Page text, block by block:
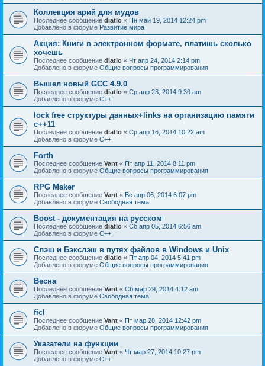
Коллекция арий для мудов
Последнее сообщение diatlo « Пн май 19, 2014 12:24 pm
Добавлено в форуме Развитие мира
Акция: Книги в электронном формате, платишь сколько
хочешь
Последнее сообщение diatlo « Чт апр 24, 2014 2:14 pm
Добавлено в форуме Общие вопросы программирования
Вышел новый GCC 4.9.0
Последнее сообщение diatlo « Ср апр 23, 2014 9:30 am
Добавлено в форуме C++
lock free структуры данных+links на организацию памяти
c++11
Последнее сообщение diatlo « Ср апр 16, 2014 10:22 am
Добавлено в форуме C++
Forth
Последнее сообщение Vant « Пт апр 11, 2014 8:11 pm
Добавлено в форуме Общие вопросы программирования
RPG Maker
Последнее сообщение Vant « Вс апр 06, 2014 6:07 pm
Добавлено в форуме Свободная тема
Boost - документация на русском
Последнее сообщение diatlo « Сб апр 05, 2014 6:56 am
Добавлено в форуме C++
Слэш и Бэкслэш в путях файлов в Windows и Unix
Последнее сообщение diatlo « Пт апр 04, 2014 5:41 pm
Добавлено в форуме Общие вопросы программирования
Весна
Последнее сообщение Vant « Сб мар 29, 2014 4:12 am
Добавлено в форуме Свободная тема
ficl
Последнее сообщение Vant « Пт мар 28, 2014 12:42 pm
Добавлено в форуме Общие вопросы программирования
Указатели на функции
Последнее сообщение Vant « Чт мар 27, 2014 10:27 pm
Добавлено в форуме C++